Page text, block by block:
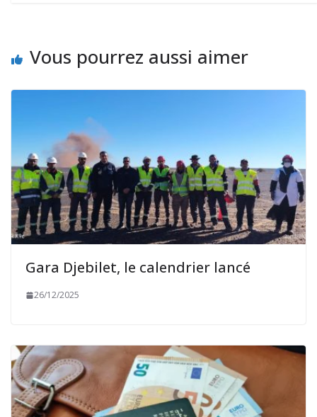
Vous pourrez aussi aimer
Gara Djebilet, le calendrier lancé
26/12/2025